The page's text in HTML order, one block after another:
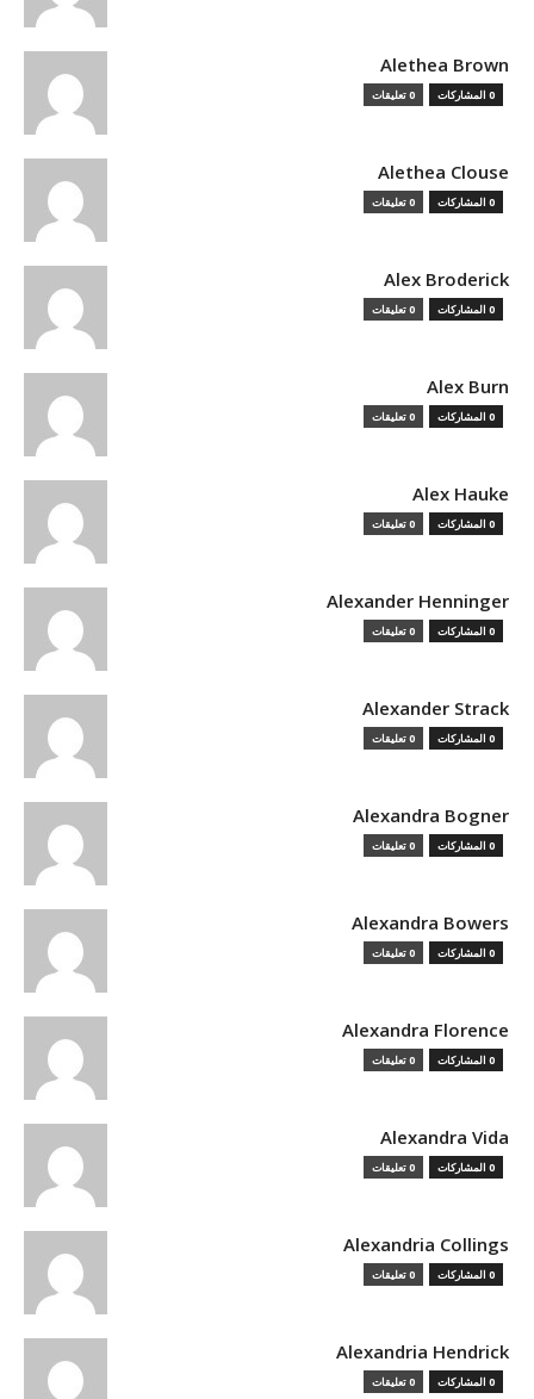
Alethea Brown
0 المشاركات 0 تعليقات
Alethea Clouse
0 المشاركات 0 تعليقات
Alex Broderick
0 المشاركات 0 تعليقات
Alex Burn
0 المشاركات 0 تعليقات
Alex Hauke
0 المشاركات 0 تعليقات
Alexander Henninger
0 المشاركات 0 تعليقات
Alexander Strack
0 المشاركات 0 تعليقات
Alexandra Bogner
0 المشاركات 0 تعليقات
Alexandra Bowers
0 المشاركات 0 تعليقات
Alexandra Florence
0 المشاركات 0 تعليقات
Alexandra Vida
0 المشاركات 0 تعليقات
Alexandria Collings
0 المشاركات 0 تعليقات
Alexandria Hendrick
0 المشاركات 0 تعليقات